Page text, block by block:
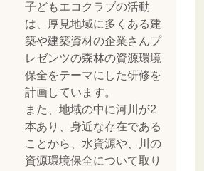
子どもエコクラブの活動
は、厚見地域に多くある建
築や建築資材の企業さんプ
レゼンツの森林の資源環境
保全をテーマにした研修を
計画しています。
また、地域の中に河川が2
本あり、身近な存在である
ことから、水資源や、川の
資源環境保全について取り